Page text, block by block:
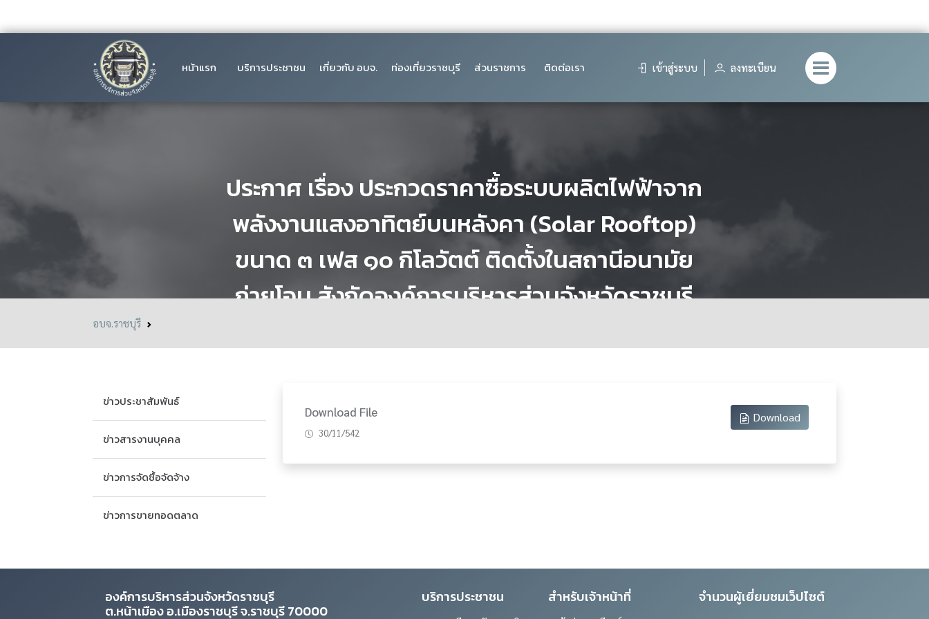
หน้าแรก บริการประชาชน เกี่ยวกับ อบจ. ท่องเที่ยวราชบุรี ส่วนราชการ ติดต่อเรา เข้าสู่ระบบ ลงทะเบียน
ประกาศ เรื่อง ประกวดราคาซื้อระบบผลิตไฟฟ้าจาก
พลังงานแสงอาทิตย์บนหลังคา (Solar Rooftop)
ขนาด ๓ เฟส ๑๐ กิโลวัตต์ ติดตั้งในสถานีอนามัย
ถ่ายโอน สังกัดองค์การบริหารส่วนจังหวัดราชบุรี
อบจ.ราชบุรี
ข่าวประชาสัมพันธ์
ข่าวสารงานบุคคล
ข่าวการจัดซื้อจัดจ้าง
ข่าวการขายทอดตลาด
Download File
30/11/542
Download
องค์การบริหารส่วนจังหวัดราชบุรี
ต.หน้าเมือง อ.เมืองราชบุรี จ.ราชบุรี 70000
บริการประชาชน สำหรับเจ้าหน้าที่ จำนวนผู้เยี่ยมชมเว็ปไซต์